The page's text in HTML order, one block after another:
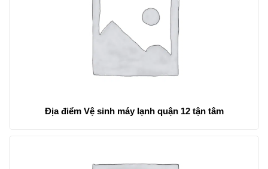
Địa điểm Vệ sinh máy lạnh quận 12 tận tâm